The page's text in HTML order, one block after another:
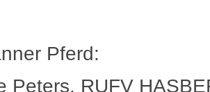
Pferd:
Peters, RUFV